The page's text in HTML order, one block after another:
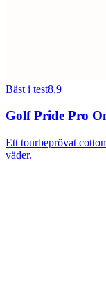
Bäst i test8,9
Golf Pride Pro
Ett tourbeprövat
väder.